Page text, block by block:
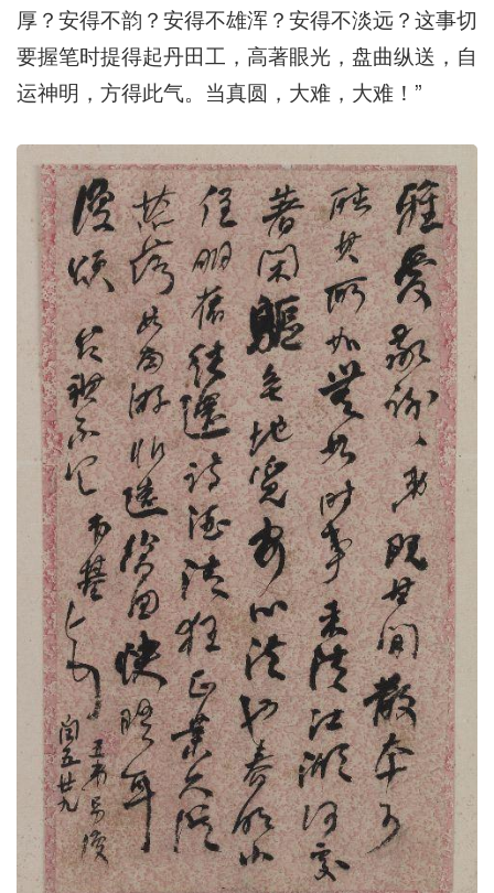
厚？安得不韵？安得不雄浑？安得不淡远？这事切
要握笔时提得起丹田工，高著眼光，盘曲纵送，自
运神明，方得此气。当真圆，大难，大难！”